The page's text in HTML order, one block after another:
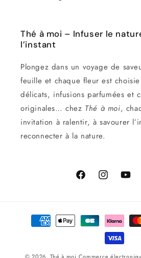
Thé à moi – Infuser le
l’instant
Plongez dans un voyage de
feuille et chaque fleur est
délicats, infusions parfumées et
originales… chez Thé à moi,
invitation à ralentir, à savourer
reconnecter à la nature.
FacebookInstagram
Moyens